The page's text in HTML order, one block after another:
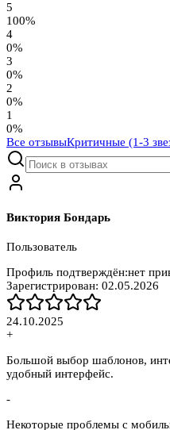
5
100%
4
0%
3
0%
2
0%
1
0%
Все отзывыКритичные (1-3
Виктория Бондарь
Пользователь
Профиль подтверждён:нет
Зарегистрирован: 02.05.2026
24.10.2025
+
Большой выбор шаблонов,
удобный интерфейс.
-
Некоторые проблемы с